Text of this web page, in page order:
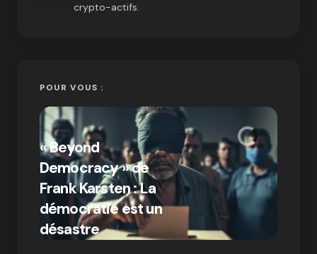
crypto-actifs.
POUR VOUS :
« Beyond
Democracy » de
Frank Karsten : La
démocratie est un
désastre
par Ines Aissani
on 03/10/2024